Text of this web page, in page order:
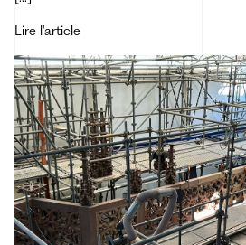
Lire l'article